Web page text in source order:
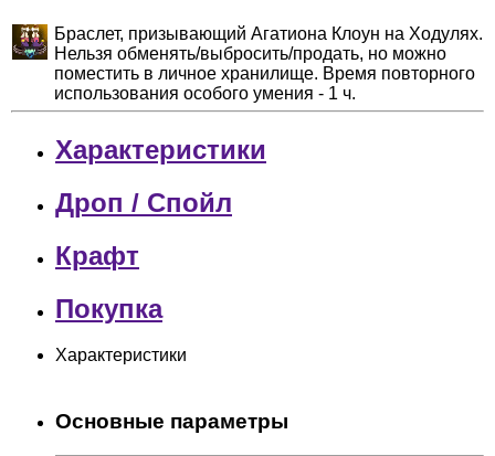
Браслет, призывающий Агатиона Клоун на Ходулях.
Нельзя обменять/выбросить/продать, но можно
поместить в личное хранилище. Время повторного
использования особого умения - 1 ч.
Характеристики
Дроп / Спойл
Крафт
Покупка
Характеристики
Основные параметры